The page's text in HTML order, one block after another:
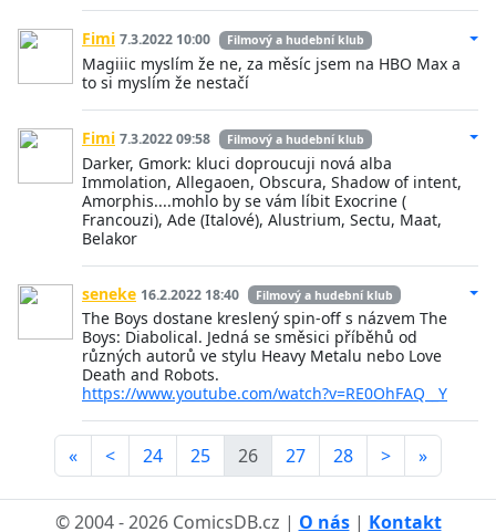
Fimi 7.3.2022 10:00 Filmový a hudební klub
Magiiic myslím že ne, za měsíc jsem na HBO Max a
to si myslím že nestačí
Fimi 7.3.2022 09:58 Filmový a hudební klub
Darker, Gmork: kluci doproucuji nová alba
Immolation, Allegaoen, Obscura, Shadow of intent,
Amorphis....mohlo by se vám líbit Exocrine (
Francouzi), Ade (Italové), Alustrium, Sectu, Maat,
Belakor
seneke 16.2.2022 18:40 Filmový a hudební klub
The Boys dostane kreslený spin-off s názvem The
Boys: Diabolical. Jedná se směsici příběhů od
různých autorů ve stylu Heavy Metalu nebo Love
Death and Robots.
https://www.youtube.com/watch?v=RE0OhFAQ__Y
« < 24 25 26 27 28 > »
© 2004 - 2026 ComicsDB.cz | O nás| Kontakt